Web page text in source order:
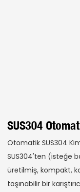
SUS304
Otomatik SUS304
SUS304'ten (isteğe
üretilmiş, kompakt,
taşınabilir bir